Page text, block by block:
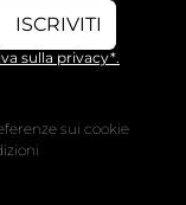
ISCRIVITI
sulla privacy*.
sui cookie